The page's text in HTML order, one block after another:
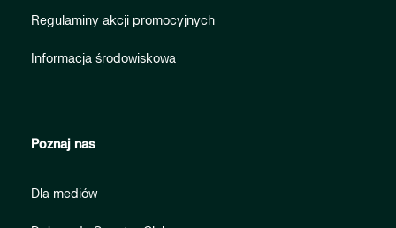
Regulaminy akcji promocyjnych
Informacja środowiskowa
Poznaj nas
Dla mediów